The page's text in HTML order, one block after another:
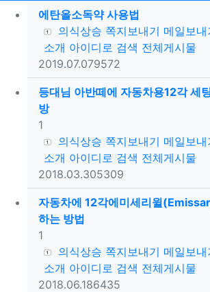
에탄올소독약 사용법
등록자의식상승 쪽지보내기 메일보내
소개 아이디로 검색 전체게시물
등록일
2019.07.07조회
9572
등대님 아반떼에 자동차용12각 세
방
댓글
1
등록자의식상승 쪽지보내기 메일보내
소개 아이디로 검색 전체게시물
등록일
2018.03.30조회
5309
자동차에 12각에미세리윌
하는 방법
댓글
1
등록자의식상승 쪽지보내기 메일보내
소개 아이디로 검색 전체게시물
등록일
2018.06.18조회
6435